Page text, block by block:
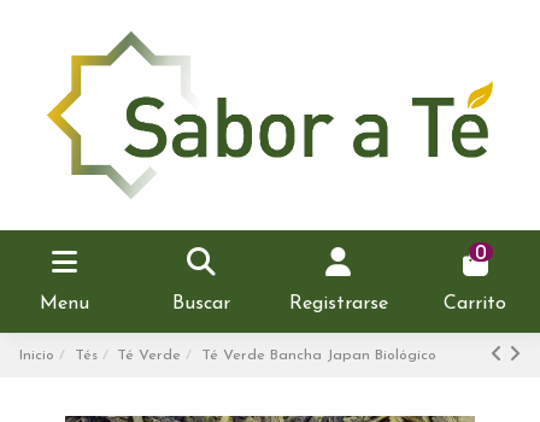
Menu Buscar Registrarse
0
Carrito
Inicio Tés Té Verde Té Verde Bancha Japan Biológico